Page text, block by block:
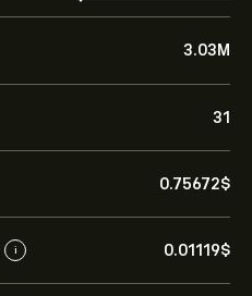
3.03M
31
0.75672‎$‎
i 0.01119‎$‎